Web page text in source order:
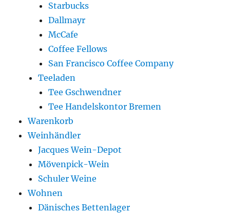
Starbucks
Dallmayr
McCafe
Coffee Fellows
San Francisco Coffee Company
Teeladen
Tee Gschwendner
Tee Handelskontor Bremen
Warenkorb
Weinhändler
Jacques Wein-Depot
Mövenpick-Wein
Schuler Weine
Wohnen
Dänisches Bettenlager